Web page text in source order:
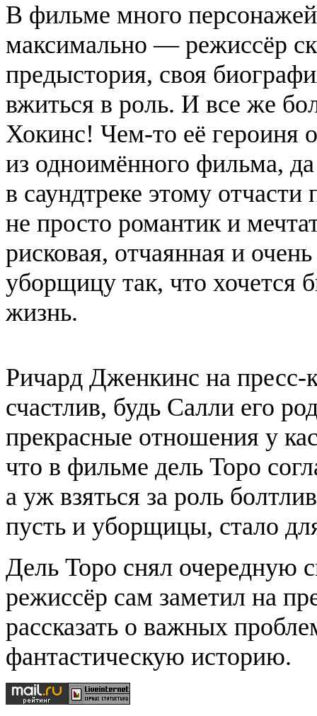
В фильме много
максимально — режиссёр
предыстория, своя
вжиться в роль. И все же
Хокинс! Чем-то её героиня
из одноимённого фильма,
в саундтреке этому
не просто романтик и
рисковая, отчаянная и
уборщицу так, что хочется
жизнь.
Ричард Дженкинс на пресс-
счастлив, будь Салли его
прекрасные отношения у
что в фильме дель Торо
а уж взяться за роль
пусть и уборщицы, стало
Дель Торо снял очередную
режиссёр сам заметил на
рассказать о важных
фантастическую историю.